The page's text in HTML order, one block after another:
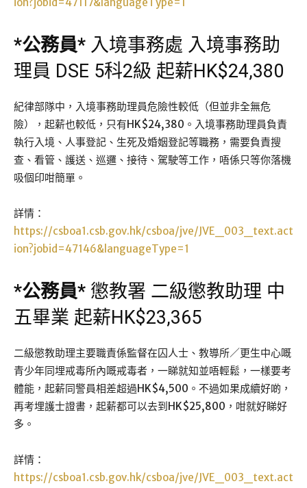
ion?jobid=47117&languageType=1
*公務員* 入境事務處 入境事務助
理員 DSE 5科2級 起薪HK$24,380
紀律部隊中，入境事務助理員危險性較低（但並非全無危
險），起薪也較低，只有HK$24,380。入境事務助理員負責
執行入境、人事登記、生死及婚姻登記等職務，需要負責搜
查、看管、護送、巡邏、接待、駕駛等工作，唔係只等你落機
吸個印咁簡單。
詳情：
https://csboa1.csb.gov.hk/csboa/jve/JVE_003_text.act
ion?jobid=47146&languageType=1
*公務員* 懲教署 二級懲教助理 中
五畢業 起薪HK$23,365
二級懲教助理主要職責係監督在囚人士、教導所／更生中心嘅
青少年同埋戒毒所內嘅戒毒者，一睇就知並唔輕鬆，一樣要考
體能，起薪同警員相差超過HK$4,500。不過如果成續好啲，
再考埋護士證書，起薪都可以去到HK$25,800，咁就好睇好
多。
詳情：
https://csboa1.csb.gov.hk/csboa/jve/JVE_003_text.act